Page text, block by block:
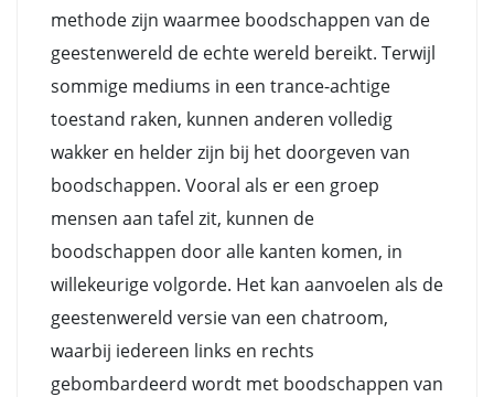
methode zijn waarmee boodschappen van de
geestenwereld de echte wereld bereikt. Terwijl
sommige mediums in een trance-achtige
toestand raken, kunnen anderen volledig
wakker en helder zijn bij het doorgeven van
boodschappen. Vooral als er een groep
mensen aan tafel zit, kunnen de
boodschappen door alle kanten komen, in
willekeurige volgorde. Het kan aanvoelen als de
geestenwereld versie van een chatroom,
waarbij iedereen links en rechts
gebombardeerd wordt met boodschappen van